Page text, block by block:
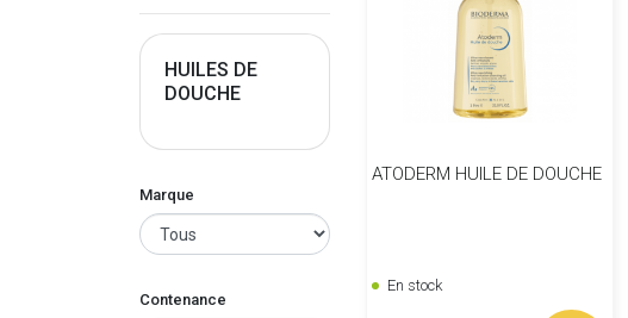
HUILES DE
DOUCHE
Marque
Contenance
ATODERM HUILE DE DOUCHE
En stock